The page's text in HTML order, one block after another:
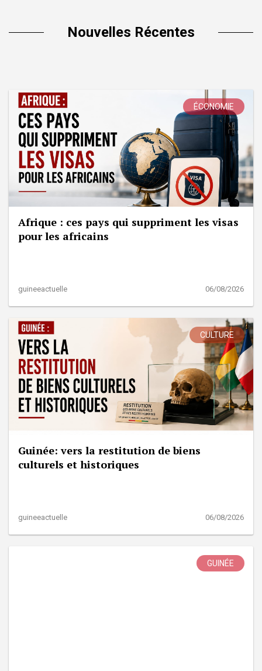
Nouvelles Récentes
ÉCONOMIE
Afrique : ces pays qui suppriment les visas
pour les africains
guineeactuelle 06/08/2026
CULTURE
Guinée: vers la restitution de biens
culturels et historiques
guineeactuelle 06/08/2026
GUINÉE